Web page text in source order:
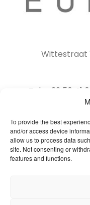
To provide the best
and/or access device
allow us to process data
site. Not consenting or
features and functions.
Wittestraat
Tel : +32 56 41